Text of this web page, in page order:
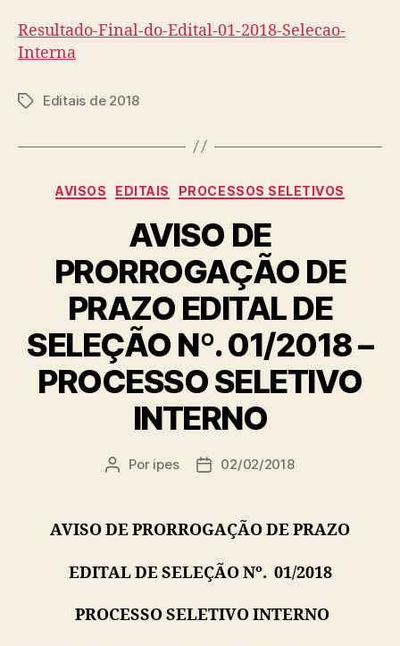
Resultado-Final-do-Edital-01-2018-Selecao-
Interna
TagsEditais de 2018
Categorias
AVISOS EDITAIS PROCESSOS SELETIVOS
AVISO DE
PRORROGAÇÃO DE
PRAZO EDITAL DE
SELEÇÃO Nº. 01/2018 –
PROCESSO SELETIVO
INTERNO
Autor
Por ipes
Data02/02/2018
AVISO DE PRORROGAÇÃO DE PRAZO
EDITAL DE SELEÇÃO Nº. 01/2018
PROCESSO SELETIVO INTERNO